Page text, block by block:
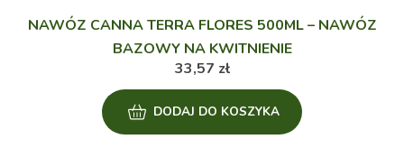
NAWÓZ CANNA TERRA FLORES 500ML – NAWÓZ
BAZOWY NA KWITNIENIE
33,57 zł
DODAJ DO KOSZYKA